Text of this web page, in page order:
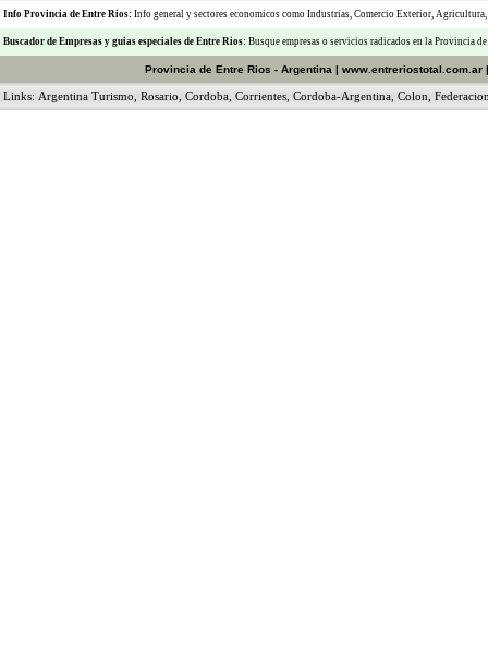
Info Provincia de Entre Rios: Info general y sectores economicos como Industrias, Comercio Exterior, Agricultura,
Buscador de Empresas y guias especiales de Entre Rios: Busque empresas o servicios radicados en la Provincia
Provincia de Entre Rios - Argentina | www.entreriostotal.com.ar
Links: Argentina Turismo Rosario Cordoba Corrientes Cordoba-Argentina Colon